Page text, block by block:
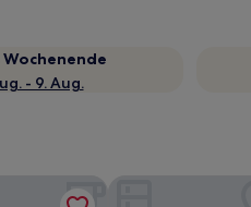
Wochenende
- 9. Aug.
Clarion